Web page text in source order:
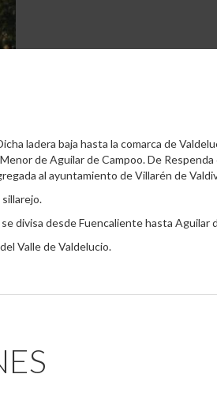
ladera baja hasta la comarca de
de Aguilar de Campoo. De Respenda
al ayuntamiento de Villarén de
divisa desde Fuencaliente hasta Aguilar
Valle de Valdelucio.